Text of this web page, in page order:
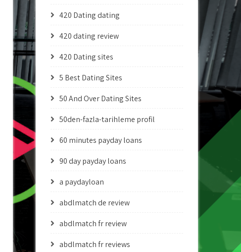
420 Dating dating
420 dating review
420 Dating sites
5 Best Dating Sites
50 And Over Dating Sites
50den-fazla-tarihleme profil
60 minutes payday loans
90 day payday loans
a paydayloan
abdlmatch de review
abdlmatch fr review
abdlmatch fr reviews